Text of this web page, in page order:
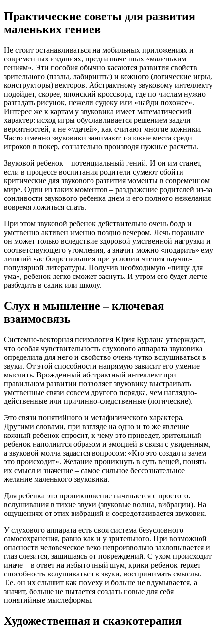
Практические советы для развития
маленьких гениев
Не стоит останавливаться на мобильных приложениях и
современных изданиях, предназначенных «маленьким
гениям». Эти пособия обычно касаются развития свойств
зрительного (пазлы, лабиринты) и кожного (логические игры,
конструкторы) векторов. Абстрактному звуковому интеллекту
подойдет, скорее, японский кроссворд, где по числам нужно
разгадать рисунок, нежели судоку или «найди похожее».
Интерес же к картам у звуковика имеет математический
характер: исход игры обуславливается решением задачи
вероятностей, а не «удачей», как считают многие кожники.
Часто именно звуковики занимают топовые места среди
игроков в покер, сознательно производя нужные расчеты.
Звуковой ребенок – потенциальный гений. И он им станет,
если в процессе воспитания родители сумеют обойти
критические для звукового развития моменты в современном
мире. Один из таких моментов – раздражение родителей из-за
сонливости звукового ребенка днем и его полного нежелания
вовремя ложиться спать.
При этом звуковой ребенок действительно очень бодр и
умственно активен именно поздно вечером. Лечь пораньше
он может только вследствие здоровой умственной нагрузки и
соответствующего утомления, а значит можно «подарить» ему
лишний час бодрствования при условии чтения научно-
популярной литературы. Получив необходимую «пищу для
ума», ребенок легко сможет заснуть. И утром его будет легче
разбудить в садик или школу.
Слух и мышление – ключевая
взаимосвязь
Системно-векторная психология Юрия Бурлана утверждает,
что особая чувствительность слухового аппарата звуковика
определила для него и свойство очень чутко вслушиваться в
звуки. От этой способности напрямую зависит его умение
мыслить. Врожденный абстрактный интеллект при
правильном развитии позволяет звуковику выстраивать
умственные связи совсем другого порядка, чем наглядно-
действенные или причинно-следственные (логические).
Это связи понятийного и метафизического характера.
Другими словами, при взгляде на одно и то же явление
кожный ребенок спросит, к чему это приведет, зрительный
ребенок наполнится образом и эмоцией в связи с увиденным,
а звуковой молча задастся вопросом: «Кто это создал и зачем
это происходит». Желание проникнуть в суть вещей, понять
их смысл и значение – самое сильное бессознательное
желание маленького звуковика.
Для ребенка это проникновение начинается с простого:
вслушивания в тихие звуки (звуковые волны, вибрации). На
ощущениях от этих вибраций и сосредотачивается звуковик.
У слухового аппарата есть своя система безусловного
самосохранения, равно как и у зрительного. При возможной
опасности человеческое веко непроизвольно захлопывается и
глаз слезится, защищаясь от повреждений. С ухом происходит
иначе – в ответ на избыточный шум, крики ребенок теряет
способность вслушиваться в звуки, воспринимать смыслы.
Т.е. он их слышит как помеху и больше не вдумывается, а
значит, больше не пытается создать новые для себя
понятийные мыслеформы.
Художественная и сказкотерапия